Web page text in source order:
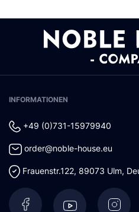
INFORMATIONEN
+49 (0)731-15979940
order@noble-house.eu
Frauenstr.122, 89073 Ulm,